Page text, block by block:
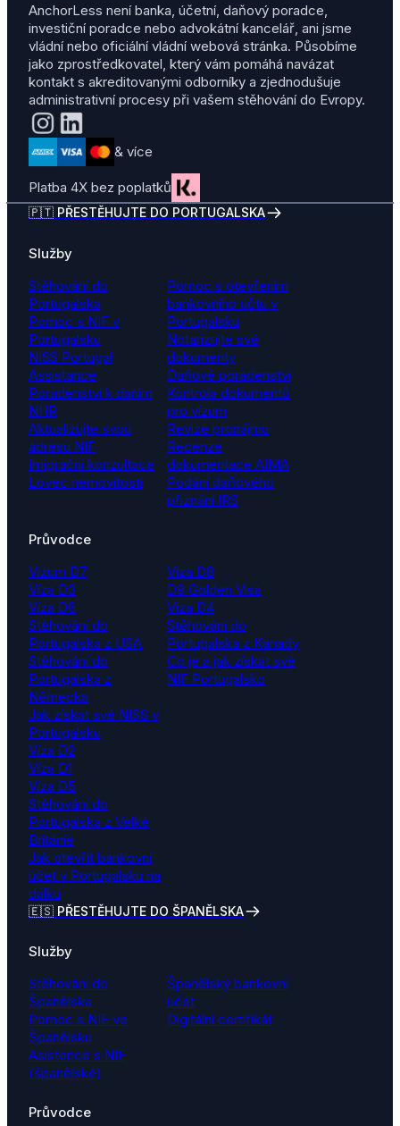
AnchorLess není banka, účetní, daňový poradce,
investiční poradce nebo advokátní kancelář, ani jsme
vládní nebo oficiální vládní webová stránka. Působíme
jako zprostředkovatel, který vám pomáhá navázat
kontakt s akreditovanými odborníky a zjednodušuje
administrativní procesy při vašem stěhování do Evropy.
& více
Platba 4X bez poplatků
🇵🇹 PŘESTĚHUJTE DO PORTUGALSKA
Služby
Stěhování do
Portugalska
Pomoc s NIF v
Portugalsku
NISS Portugal
Assistance
Poradenství k daním
NHR
Aktualizujte svou
adresu NIF
Imigrační konzultace
Lovec nemovitostí
Pomoc s otevřením
bankovního účtu v
Portugalsku
Notarizujte své
dokumenty
Daňové poradenství
Kontrola dokumentů
pro vízum
Revize pronájmu
Recenze
dokumentace AIMA
Podání daňového
přiznání IRS
Průvodce
Vizum D7
Víza D3
Víza D6
Stěhování do
Portugalska z USA
Stěhování do
Portugalska z
Německa
Jak získat své NISS v
Portugalsku
Víza D8
D9 Golden Visa
Víza D4
Stěhování do
Portugalska z Kanady
Co je a jak získat své
NIF Portugalsko
Víza D2
Víza D1
Víza D5
Stěhování do
Portugalska z Velké
Británie
Jak otevřít bankovní
účet v Portugalsku na
dálku
🇪🇸 PŘESTĚHUJTE DO ŠPANĚLSKA
Služby
Stěhování do
Španělska
Pomoc s NIE ve
Španělsku
Asistence s NIF
(španělské)
Španělský bankovní
účet
Digitální certifikát
Průvodce